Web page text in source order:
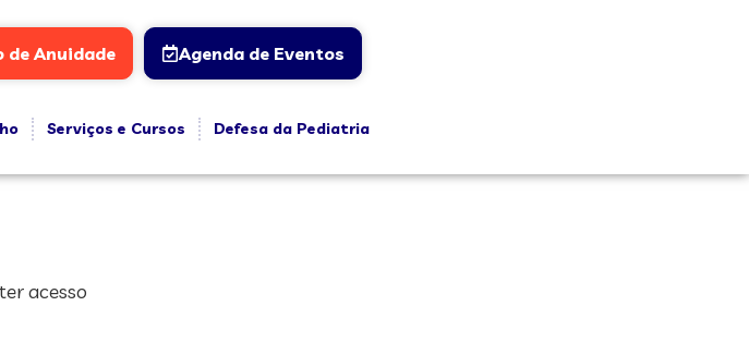
de Anuidade Agenda de Eventos
Serviços e Cursos
Defesa da Pediatria
acesso